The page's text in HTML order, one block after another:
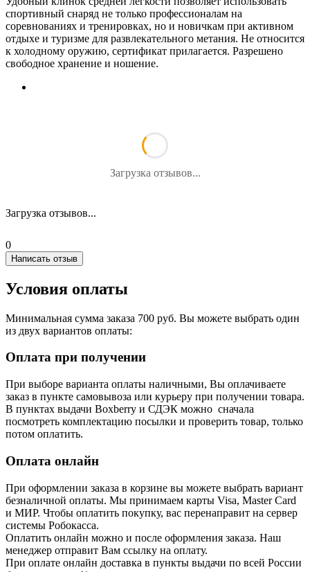
спортивный снаряд не только профессионалам на
соревнованиях и тренировках, но и новичкам при активном
отдыхе и туризме для развлекательного метания. Не относится
к холодному оружию, сертификат прилагается. Разрешено
свободное хранение и ношение.
Загрузка отзывов...
Загрузка отзывов...
0
Написать отзыв
Условия оплаты
Минимальная сумма заказа 700 руб. Вы можете выбрать один
из двух вариантов оплаты:
Оплата при получении
При выборе варианта оплаты наличными, Вы оплачиваете
заказ в пункте самовывоза или курьеру при получении товара.
В пунктах выдачи Boxberry и СДЭК можно сначала
посмотреть комплектацию посылки и проверить товар, только
потом оплатить.
Оплата онлайн
При оформлении заказа в корзине вы можете выбрать вариант
безналичной оплаты. Мы принимаем карты Visa, Master Card
и МИР. Чтобы оплатить покупку, вас перенаправит на сервер
системы Робокасса.
Оплатить онлайн можно и после оформления заказа. Наш
менеджер отправит Вам ссылку на оплату.
При оплате онлайн доставка в пункты выдачи по всей России